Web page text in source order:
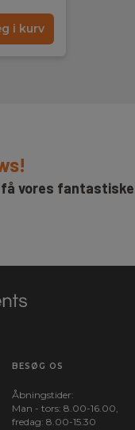
i kurv
vores fantastiske
BESØG OS
Åbningstider:
Man - tors: 8.00-16.00,
fredag: 8.00-15.30